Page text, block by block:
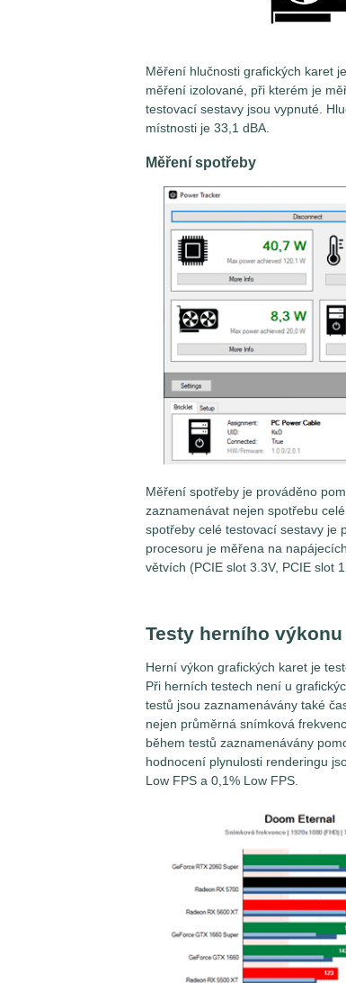
Měření hlučnosti grafických karet
měření izolované, při kterém je
testovací sestavy jsou vypnuté.
místnosti je 33,1 dBA.
Měření spotřeby
Měření spotřeby je prováděno
zaznamenávat nejen spotřebu
spotřeby celé testovací sestavy je
procesoru je měřena na
větvích (PCIE slot 3.3V, PCIE slot
Testy herního výkonu
Herní výkon grafických karet je
Při herních testech není u
testů jsou zaznamenávány také
nejen průměrná snímková
během testů zaznamenávány
hodnocení plynulosti renderingu
Low FPS a 0,1% Low FPS.